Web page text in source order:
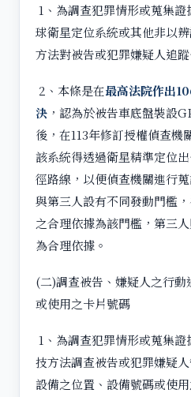
1、為調查犯罪情形或蒐集
球衛星定位系統或其他非以
方法對被告或犯罪嫌疑人追蹤
2、本條是在最高法院作出
決 ，認為於被告車底盤裝設
後，在113年修訂授權偵查機
該系統得透過衛星精準定位
徑路線，以便偵查機關進行
與第三人設有不同發動門檻
之合理依據為該門檻，第三
為合理依據。
(二)調查被告、嫌疑人之行
或使用之卡片號碼
1、為調查犯罪情形或蒐集
技方法調查被告或犯罪嫌疑
設備之位置、設備號碼或使